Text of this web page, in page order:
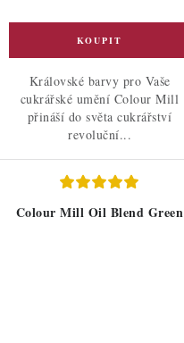
Královské barvy pro Vaše
cukrářské umění Colour Mill
přináší do světa cukrářství
revoluční...
Colour Mill Oil Blend Green